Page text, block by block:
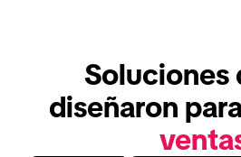
diseñaron